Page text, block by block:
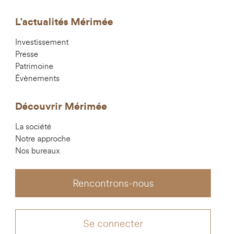
L’actualités Mérimée
Investissement
Presse
Patrimoine
Évènements
Découvrir Mérimée
La société
Notre approche
Nos bureaux
Rencontrons-nous
Se connecter